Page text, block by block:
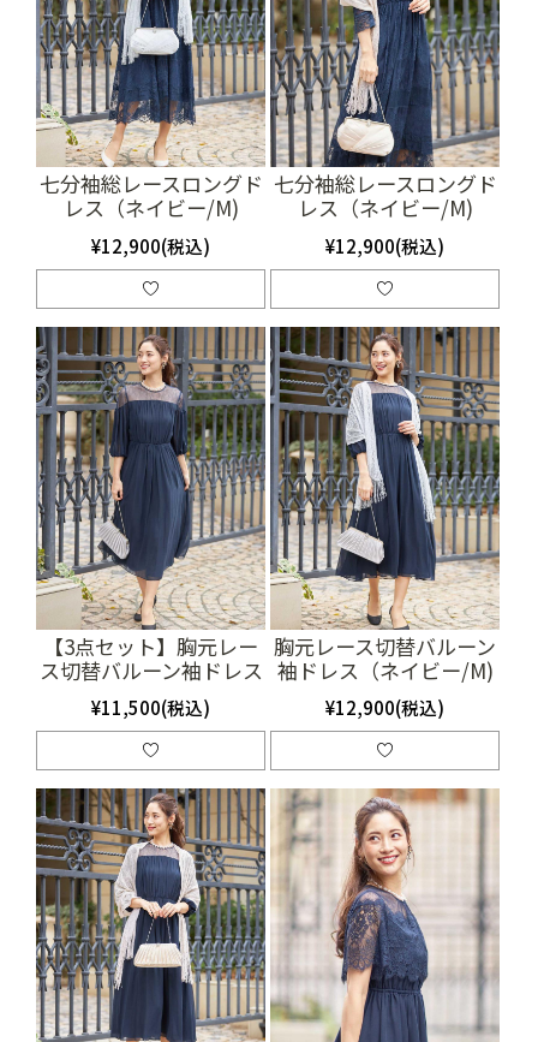
七分袖総レースロングド
レス（ネイビー/M)
（SET0667）
¥12,900(税込)
七分袖総レースロングド
レス（ネイビー/M)
（SET0668）
¥12,900(税込)
【3点セット】胸元レー
ス切替バルーン袖ドレス
（ネイビー/M)
（SET2010）
¥11,500(税込)
胸元レース切替バルーン
袖ドレス（ネイビー/M)
（SET0669）
¥12,900(税込)